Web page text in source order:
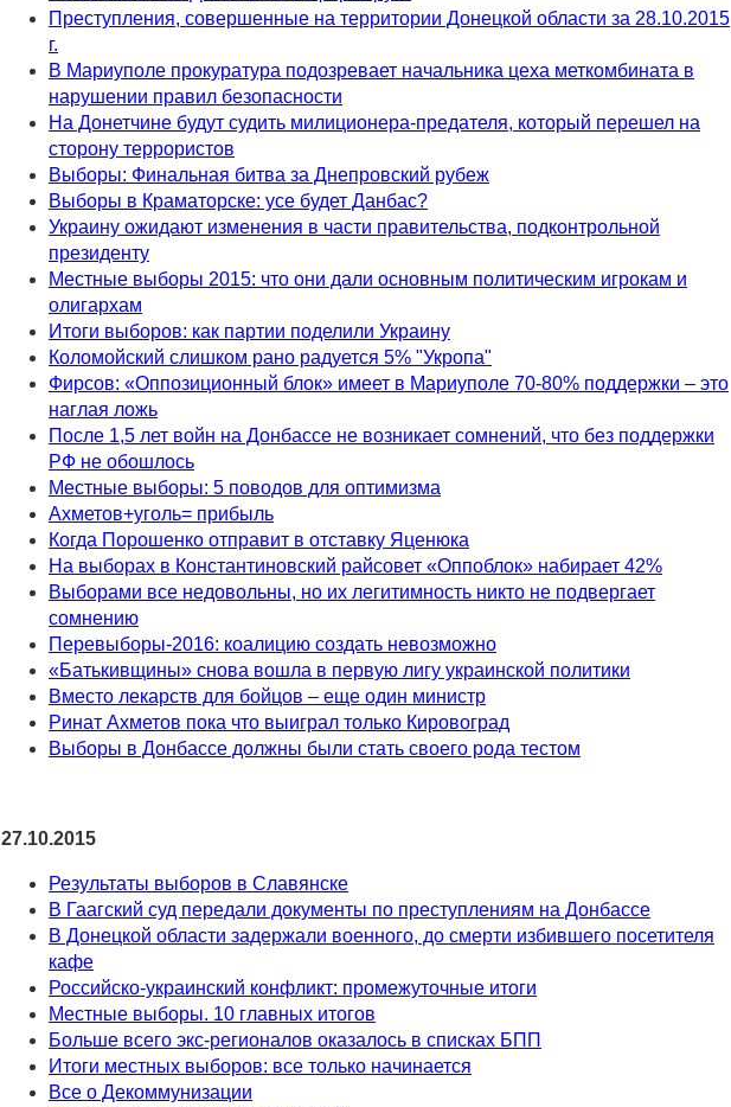
Преступления, совершенные на территории Донецкой области за 28.10.2015
г.
В Мариуполе прокуратура подозревает начальника цеха меткомбината в
нарушении правил безопасности
На Донетчине будут судить милиционера-предателя, который перешел на
сторону террористов
Выборы: Финальная битва за Днепровский рубеж
Выборы в Краматорске: усе будет Данбас?
Украину ожидают изменения в части правительства, подконтрольной
президенту
Местные выборы 2015: что они дали основным политическим игрокам и
олигархам
Итоги выборов: как партии поделили Украину
Коломойский слишком рано радуется 5% "Укропа"
Фирсов: «Оппозиционный блок» имеет в Мариуполе 70-80% поддержки – это
наглая ложь
После 1,5 лет войн на Донбассе не возникает сомнений, что без поддержки
РФ не обошлось
Местные выборы: 5 поводов для оптимизма
Ахметов+уголь= прибыль
Когда Порошенко отправит в отставку Яценюка
На выборах в Константиновский райсовет «Оппоблок» набирает 42%
Выборами все недовольны, но их легитимность никто не подвергает
сомнению
Перевыборы-2016: коалицию создать невозможно
«Батькивщины» снова вошла в первую лигу украинской политики
Вместо лекарств для бойцов – еще один министр
Ринат Ахметов пока что выиграл только Кировоград
Выборы в Донбассе должны были стать своего рода тестом
27.10.2015
Результаты выборов в Славянске
В Гаагский суд передали документы по преступлениям на Донбассе
В Донецкой области задержали военного, до смерти избившего посетителя
кафе
Российско-украинский конфликт: промежуточные итоги
Местные выборы. 10 главных итогов
Больше всего экс-регионалов оказалось в списках БПП
Итоги местных выборов: все только начинается
Все о Декоммунизации